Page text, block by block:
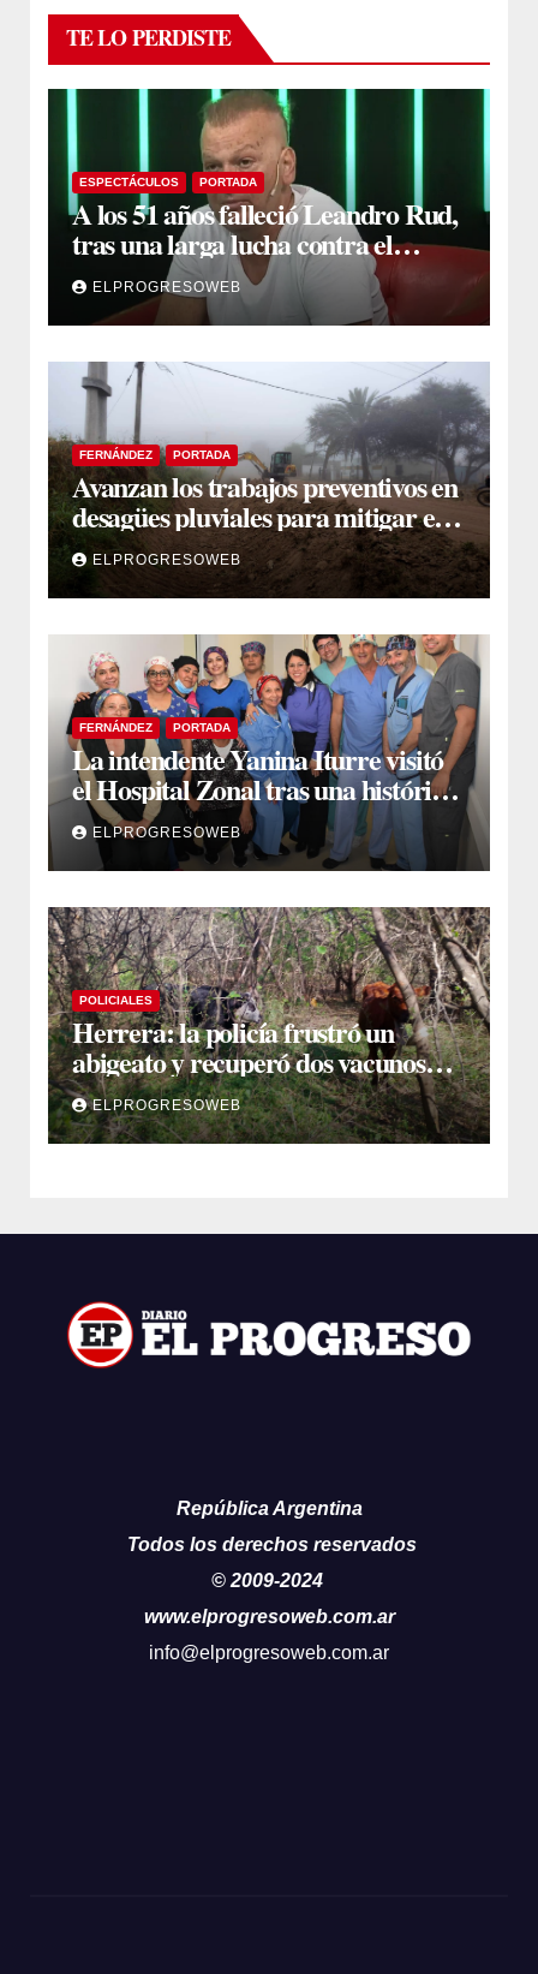
TE LO PERDISTE
ESPECTÁCULOS PORTADA
A los 51 años falleció Leandro Rud,
tras una larga lucha contra el
cáncer
ELPROGRESOWEB
FERNÁNDEZ PORTADA
Avanzan los trabajos preventivos en
desagües pluviales para mitigar el
impacto de la temporada de lluvias
ELPROGRESOWEB
FERNÁNDEZ PORTADA
La intendente Yanina Iturre visitó
el Hospital Zonal tras una histórica
jornada de intervenciones
laparoscópicas
ELPROGRESOWEB
POLICIALES
Herrera: la policía frustró un
abigeato y recuperó dos vacunos
ocultos en una zona montuosa
ELPROGRESOWEB
República Argentina
Todos los derechos reservados
© 2009-2024
www.elprogresoweb.com.ar
info@elprogresoweb.com.ar